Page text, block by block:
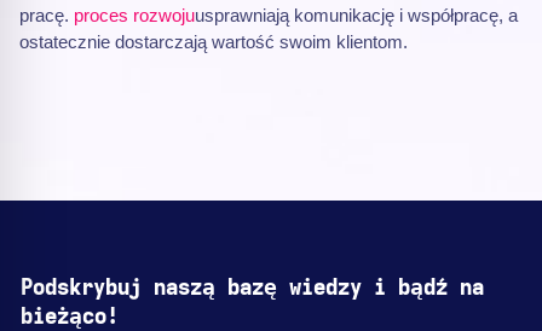
pracę. proces rozwojuusprawniają komunikację i współpracę, a
ostatecznie dostarczają wartość swoim klientom.
Podskrybuj naszą bazę wiedzy i bądź na
bieżąco!